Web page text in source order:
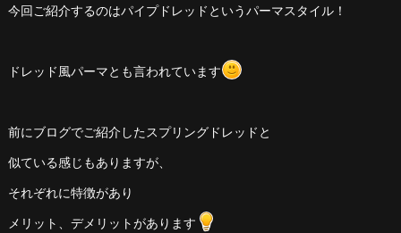
今回ご紹介するのはパイプドレッドというパーマスタイル！
ドレッド風パーマとも言われています
前にブログでご紹介したスプリングドレッドと
似ている感じもありますが、
それぞれに特徴があり
メリット、デメリットがあります